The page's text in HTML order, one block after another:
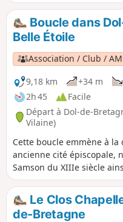
Boucle dans
Belle Étoile
Association / Club /
9,18 km
+34 m
2h 45
Facile
Départ à Dol-de-
Vilaine)
Cette boucle emmène à
ancienne cité épiscopale,
Samson du XIIIe siècle
bois joliment restaurées.
des Remparts et des
fleuve côtier du Guyoult.
Le Clos
de-Bretagne